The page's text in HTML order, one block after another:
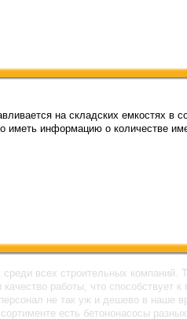
на складских емкостях в
иметь информацию о количестве
всех строительных
работы, что
не так уж и дешево в
есть бетононасосы